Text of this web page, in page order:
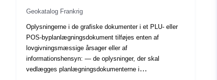
Geokatalog Frankrig
Oplysningerne i de grafiske dokumenter i et PLU- eller
POS-byplanlægningsdokument tilføjes enten af
lovgivningsmæssige årsager eller af
informationshensyn: — de oplysninger, der skal
vedlægges planlægningsdokumenterne i